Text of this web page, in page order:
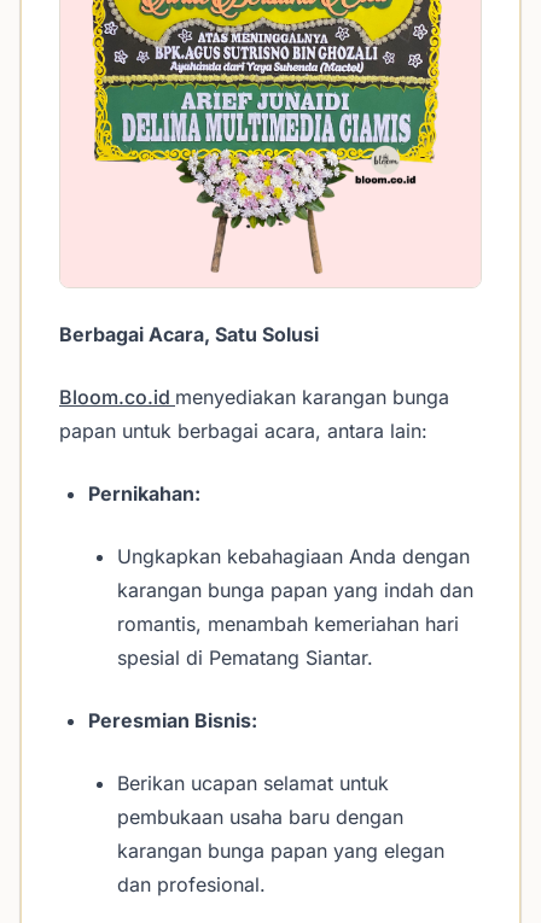
Berbagai Acara, Satu Solusi
Bloom.co.id menyediakan karangan bunga
papan untuk berbagai acara, antara lain:
Pernikahan:
Ungkapkan kebahagiaan Anda dengan
karangan bunga papan yang indah dan
romantis, menambah kemeriahan hari
spesial di Pematang Siantar.
Peresmian Bisnis:
Berikan ucapan selamat untuk
pembukaan usaha baru dengan
karangan bunga papan yang elegan
dan profesional.